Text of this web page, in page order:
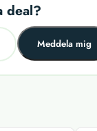
deal?
Meddela mig